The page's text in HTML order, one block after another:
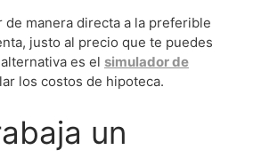
de manera directa a la preferible
justo al precio que te puedes
es el simulador de
los costos de hipoteca.
un